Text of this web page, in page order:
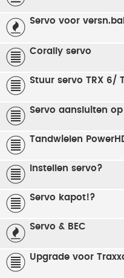
Servo voor
Corally servo
Stuur servo TRX 6/
Servo aansluiten
Tandwielen
Instellen servo?
Servo kapot!?
Servo & BEC
Upgrade voor